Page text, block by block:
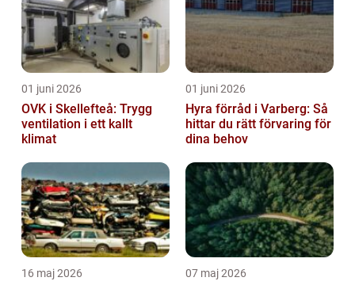
01 juni 2026
OVK i Skellefteå: Trygg
ventilation i ett kallt
klimat
01 juni 2026
Hyra förråd i Varberg: Så
hittar du rätt förvaring för
dina behov
16 maj 2026 07 maj 2026